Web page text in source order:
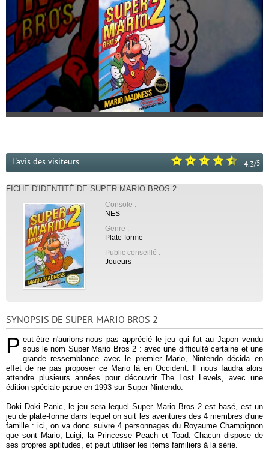
4.3/5
L'avis des visiteurs
FICHE D'IDENTITÉ DE SUPER MARIO BROS 2
Console :
NES
Genre :
Plate-forme
Public conseillé :
Joueurs
SYNOPSIS DE SUPER MARIO BROS 2
P eut-être n'aurions-nous pas apprécié le jeu qui fut au Japon vendu
sous le nom Super Mario Bros 2 : avec une difficulté certaine et une
grande ressemblance avec le premier Mario, Nintendo décida en
effet de ne pas proposer ce Mario là en Occident. Il nous faudra alors
attendre plusieurs années pour découvrir The Lost Levels, avec une
édition spéciale parue en 1993 sur Super Nintendo.
Doki Doki Panic, le jeu sera lequel Super Mario Bros 2 est basé, est un
jeu de plate-forme dans lequel on suit les aventures des 4 membres d'une
famille : ici, on va donc suivre 4 personnages du Royaume Champignon
que sont Mario, Luigi, la Princesse Peach et Toad. Chacun dispose de
ses propres aptitudes, et peut utiliser les items familiers à la série.